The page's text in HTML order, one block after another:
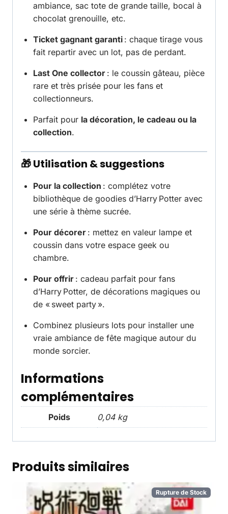
ambiance, sac tote de grande taille, bocal à
chocolat grenouille, etc.
Ticket gagnant garanti : chaque tirage vous
fait repartir avec un lot, pas de perdant.
Last One collector : le coussin gâteau, pièce
rare et très prisée pour les fans et
collectionneurs.
Parfait pour la décoration, le cadeau ou la
collection.
🎁 Utilisation & suggestions
Pour la collection : complétez votre
bibliothèque de goodies d’Harry Potter avec
une série à thème sucrée.
Pour décorer : mettez en valeur lampe et
coussin dans votre espace geek ou
chambre.
Pour offrir : cadeau parfait pour fans
d’Harry Potter, de décorations magiques ou
de « sweet party ».
Combinez plusieurs lots pour installer une
vraie ambiance de fête magique autour du
monde sorcier.
Informations
complémentaires
Poids 0,04 kg
Produits similaires
Rupture de Stock